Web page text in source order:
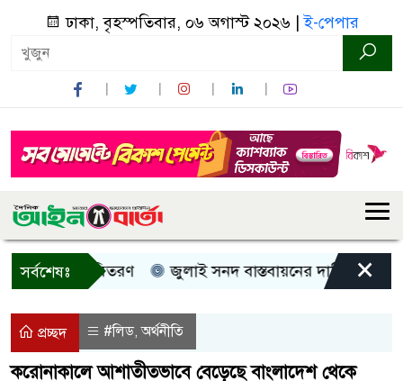
ঢাকা, বৃহস্পতিবার, ০৬ অগাস্ট ২০২৬ |ই-পেপার
সর্বশেষঃ
সহায়তা বিতরণ জুলাই সনদ বাস্তবায়নের দাবিতে ×
প্রচ্ছদ #লিড,অর্থনীতি
করোনাকালে আশাতীতভাবে বেড়েছে বাংলাদেশ থেকে